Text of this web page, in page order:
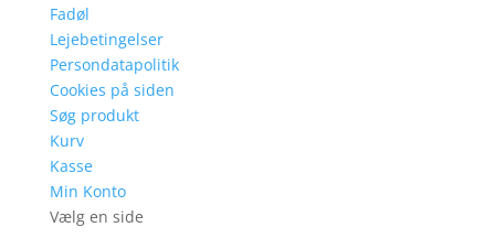
Fadøl
Lejebetingelser
Persondatapolitik
Cookies på siden
Søg produkt
Kurv
Kasse
Min Konto
Vælg en side